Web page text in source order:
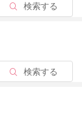
検索する
検索する